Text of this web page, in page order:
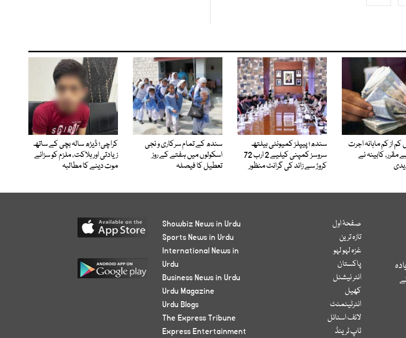
از کم ماہانہ اجرت
مقرر، کابینہ نے
سندھ؛ پیپلز کمیونٹی ہیلتھ
سروسز کمپنی کیلیے 2 ارب 72
کروڑ سے زائد کی گرانٹ منظور
سندھ کے تمام سرکاری و نجی
اسکولوں میں ہفتے کے روز
تعطیل کا فیصلہ
کراچی؛ ڈیڑھ سالہ بچی کے ساتھ
زیادتی اور ہلاکت، ملزم کو سزائے
موت دینے کا مطالبہ
صفحۂ اول
تازہ ترین
غزہ لہو لہو
پاکستان
انٹر نیشنل
کھیل
انٹرٹینمنٹ
لائف اسٹائل
ٹاپ ٹرینڈ
Showbiz News in Urdu
Sports News in Urdu
International News in
Urdu
Business News in Urdu
Urdu Magazine
Urdu Blogs
The Express Tribune
Express Entertainment